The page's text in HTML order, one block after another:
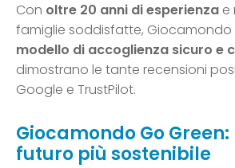
Con oltre 20 anni di esperienza e
famiglie soddisfatte,
modello di accoglienza sicuro e
dimostrano le tante recensioni
Google e TrustPilot.
Giocamondo Go
futuro più sostenibile